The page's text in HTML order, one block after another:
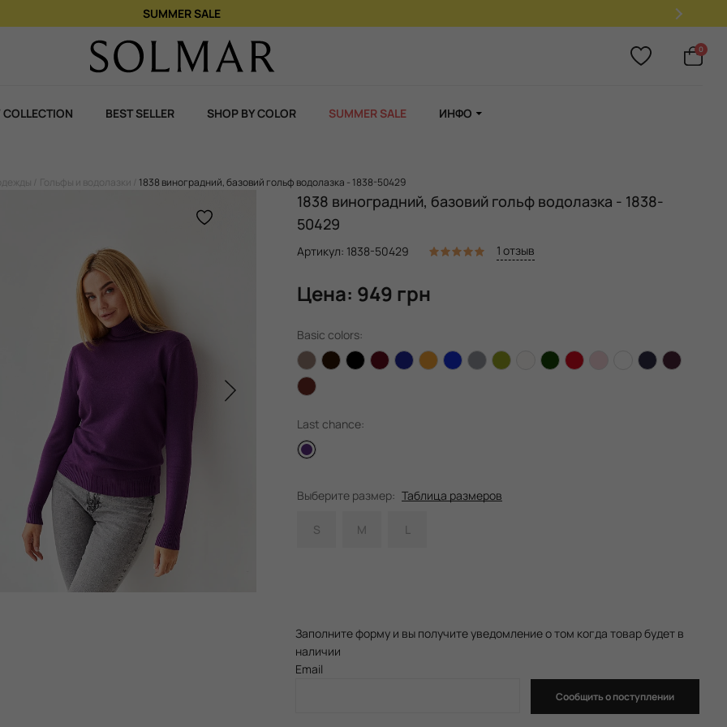
При покупке
0
COLLECTION BEST SELLER SHOP BY COLOR SUMMER SALE ИНФО
Гольфы и водолазки 1838 виноградний, базовий гольф водолазка - 1838-50429
1838 виноградний, базовий гольф водолазка - 1838-
50429
Артикул: 1838-50429 1 отзыв
Цена: 949 грн
Basic colors:
Last chance:
Выберите размер: Таблица размеров
S M L
Заполните форму и вы получите уведомление о том когда товар будет в
наличии
Email
Сообщить о поступлении